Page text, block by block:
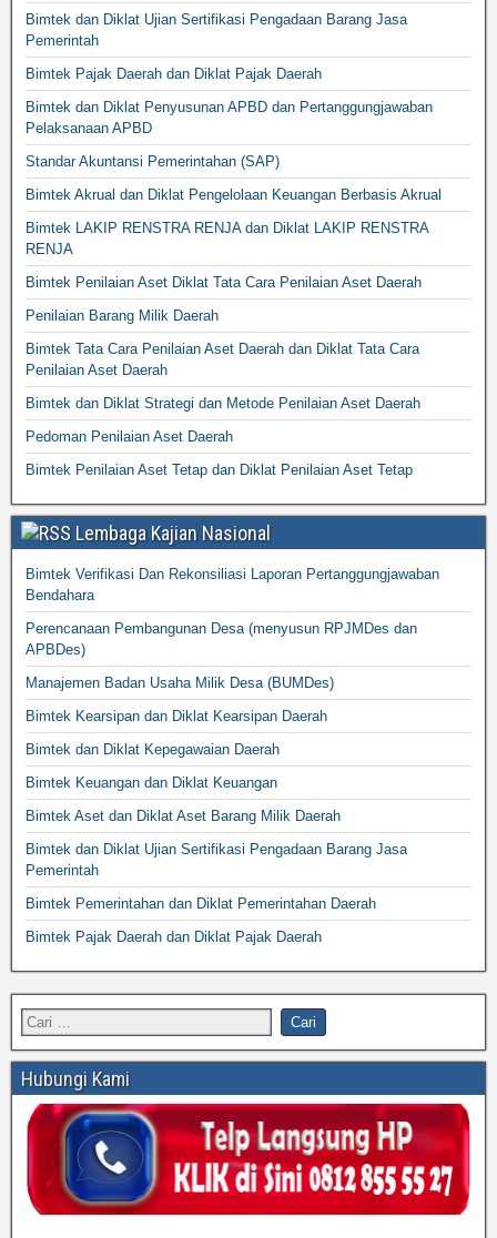
Bimtek dan Diklat Ujian Sertifikasi Pengadaan Barang Jasa
Pemerintah
Bimtek Pajak Daerah dan Diklat Pajak Daerah
Bimtek dan Diklat Penyusunan APBD dan Pertanggungjawaban
Pelaksanaan APBD
Standar Akuntansi Pemerintahan (SAP)
Bimtek Akrual dan Diklat Pengelolaan Keuangan Berbasis Akrual
Bimtek LAKIP RENSTRA RENJA dan Diklat LAKIP RENSTRA
RENJA
Bimtek Penilaian Aset Diklat Tata Cara Penilaian Aset Daerah
Penilaian Barang Milik Daerah
Bimtek Tata Cara Penilaian Aset Daerah dan Diklat Tata Cara
Penilaian Aset Daerah
Bimtek dan Diklat Strategi dan Metode Penilaian Aset Daerah
Pedoman Penilaian Aset Daerah
Bimtek Penilaian Aset Tetap dan Diklat Penilaian Aset Tetap
Lembaga Kajian Nasional
Bimtek Verifikasi Dan Rekonsiliasi Laporan Pertanggungjawaban
Bendahara
Perencanaan Pembangunan Desa (menyusun RPJMDes dan
APBDes)
Manajemen Badan Usaha Milik Desa (BUMDes)
Bimtek Kearsipan dan Diklat Kearsipan Daerah
Bimtek dan Diklat Kepegawaian Daerah
Bimtek Keuangan dan Diklat Keuangan
Bimtek Aset dan Diklat Aset Barang Milik Daerah
Bimtek dan Diklat Ujian Sertifikasi Pengadaan Barang Jasa
Pemerintah
Bimtek Pemerintahan dan Diklat Pemerintahan Daerah
Bimtek Pajak Daerah dan Diklat Pajak Daerah
Hubungi Kami